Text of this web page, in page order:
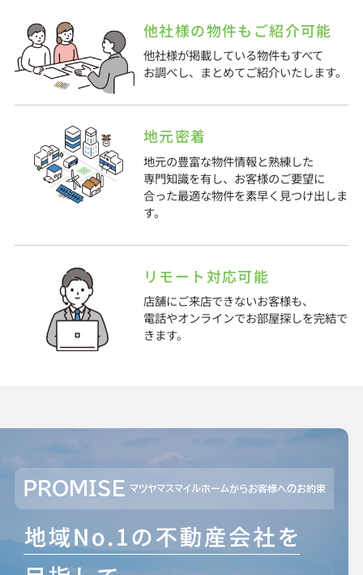
他社様の物件もご紹介可能
他社様が掲載している物件もすべて
お調べし、まとめてご紹介いたします。
地元密着
地元の豊富な物件情報と熟練した
専門知識を有し、お客様のご要望に
合った最適な物件を素早く見つけ出しま
す。
リモート対応可能
店舗にご来店できないお客様も、
電話やオンラインでお部屋探しを完結で
きます。
PROMISE マツヤマスマイルホームからお客様へのお約束